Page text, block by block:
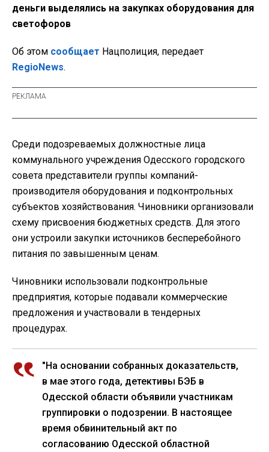
деньги выделялись на закупках оборудования для
светофоров
Об этом сообщает Нацполиция, передает
RegioNews.
Среди подозреваемых должностные лица
коммунального учреждения Одесского городского
совета представители группы компаний-
производителя оборудования и подконтрольных
субъектов хозяйствования. Чиновники организовали
схему присвоения бюджетных средств. Для этого
они устроили закупки источников бесперебойного
питания по завышенным ценам.
Чиновники использовали подконтрольные
предприятия, которые подавали коммерческие
предложения и участвовали в тендерных
процедурах.
"На основании собранных доказательств,
в мае этого года, детективы БЭБ в
Одесской области объявили участникам
группировки о подозрении. В настоящее
время обвинительный акт по
согласованию Одесской областной